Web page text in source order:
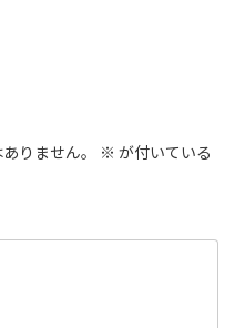
りません。 ※ が付いている